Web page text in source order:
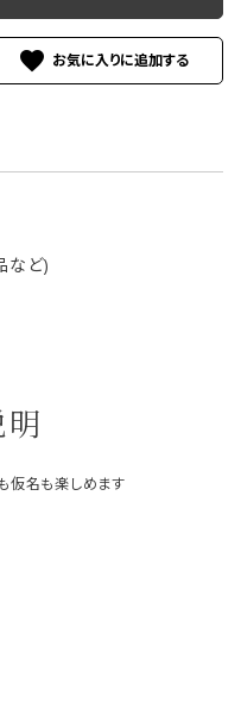
favorite
など)
仮名も楽しめます